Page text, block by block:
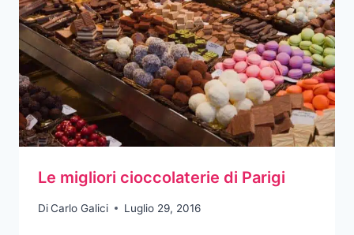
Le migliori cioccolaterie di Parigi
DiCarlo Galici Luglio 29, 2016